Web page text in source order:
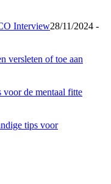
Interview28/11/2024 -
versleten of toe aan
voor de mentaal fitte
tips voor